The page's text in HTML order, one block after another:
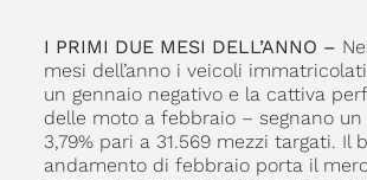
I PRIMI DUE MESI DELL’ANNO –
mesi dell’anno i veicoli
un gennaio negativo e la cattiva
delle moto a febbraio – segnano un
3,79% pari a 31.569 mezzi targati. Il
andamento di febbraio porta il